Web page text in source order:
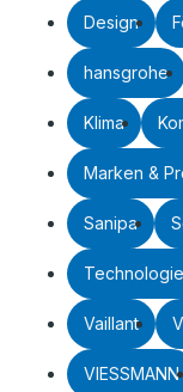
Design
hansgrohe
Klima
Marken &
Sanipa
Vaillant
VIESSMANN